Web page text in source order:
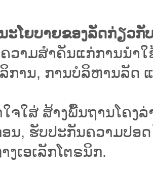
ະໂຍບາຍຂອງລັດກ່ຽວກັ
າມສຳຄັນແກ່ການນຳໃຊ້
ການ, ການບໍລິຫານລັດ
ໃສ່ ສ້າງພື້ນຖານໂຄງ
ນ, ຮັບປະກັນຄວາມປອ
ງເອເລັກໂຕຣນິກ.